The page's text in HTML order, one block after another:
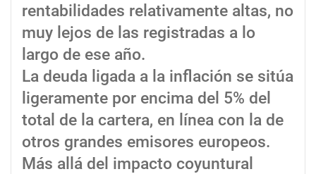
rentabilidades relativamente altas, no
muy lejos de las registradas a lo
largo de ese año.
La deuda ligada a la inflación se sitúa
ligeramente por encima del 5% del
total de la cartera, en línea con la de
otros grandes emisores europeos.
Más allá del impacto coyuntural